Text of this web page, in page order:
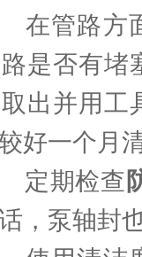
管路方面
是否有堵
出并用工
好一个月
期检查
，泵轴封